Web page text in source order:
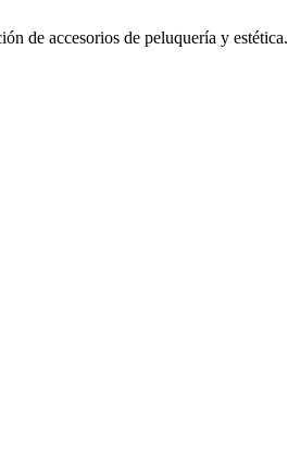
de accesorios de peluquería y estética.